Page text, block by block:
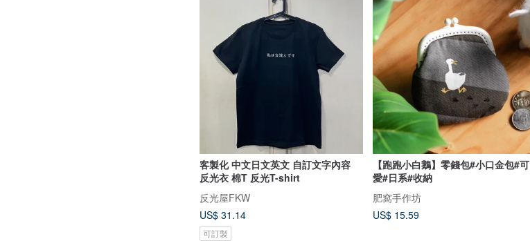
客製化 中文日文英文 自訂文字內容
反光衣 棉T 反光T-shirt
反光屋FKW
US$ 31.14
可訂製
【跑跑小白鵝】零錢包#小口金包#可
愛#日系#收納
肥窩手作坊
US$ 15.59